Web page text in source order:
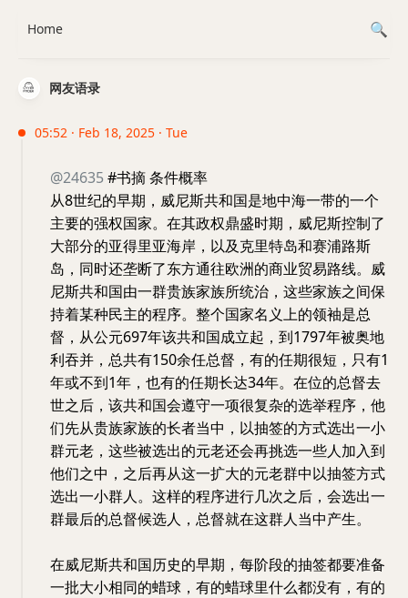
网友语录
05:52 · Feb 18, 2025 · Tue
@24635#书摘 条件概率
从8世纪的早期，威尼斯共和国是地中海一带的一个
主要的强权国家。在其政权鼎盛时期，威尼斯控制了
大部分的亚得里亚海岸，以及克里特岛和赛浦路斯
岛，同时还垄断了东方通往欧洲的商业贸易路线。威
尼斯共和国由一群贵族家族所统治，这些家族之间保
持着某种民主的程序。整个国家名义上的领袖是总
督，从公元697年该共和国成立起，到1797年被奥地
利吞并，总共有150余任总督，有的任期很短，只有1
年或不到1年，也有的任期长达34年。在位的总督去
世之后，该共和国会遵守一项很复杂的选举程序，他
们先从贵族家族的长者当中，以抽签的方式选出一小
群元老，这些被选出的元老还会再挑选一些人加入到
他们之中，之后再从这一扩大的元老群中以抽签方式
选出一小群人。这样的程序进行几次之后，会选出一
群最后的总督候选人，总督就在这群人当中产生。
在威尼斯共和国历史的早期，每阶段的抽签都要准备
一批大小相同的蜡球，有的蜡球里什么都没有，有的
Home